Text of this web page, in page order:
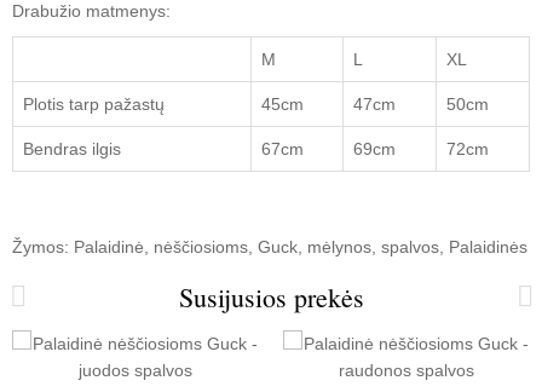
Drabužio matmenys:
M L XL
Plotis tarp pažastų 45cm 47cm 50cm
Bendras ilgis 67cm 69cm 72cm
Žymos: Palaidinė nėščiosioms Guck mėlynos spalvos Palaidinės
Susijusios prekės